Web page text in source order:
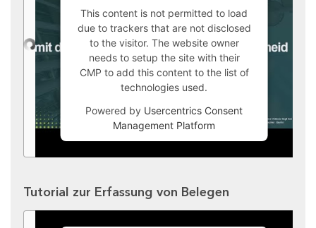
This content is not permitted to load
due to trackers that are not disclosed
to the visitor. The website owner
needs to setup the site with their
CMP to add this content to the list of
technologies used.
Powered by Usercentrics Consent
Management Platform
Tutorial zur Erfassung von Belegen